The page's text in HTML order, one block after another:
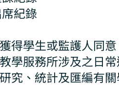
紀錄
得學生或監護人同
學服務所涉及之日
究、統計及匯編有